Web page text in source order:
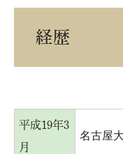
経歴
平成19年3
月
名古屋